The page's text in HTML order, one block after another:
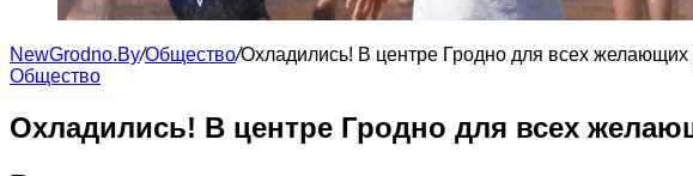
NewGrodno.By/Общество/Охладились! В центре Гродно для всех
Общество
Охладились! В центре Гродно для всех